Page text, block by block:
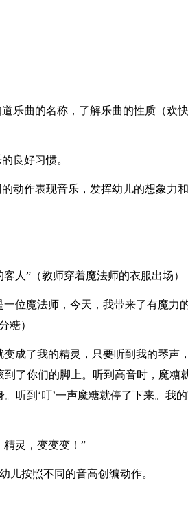
乐曲的名称，了解乐曲的性质（欢
良好习惯。
动作表现音乐，发挥幼儿的想象力和
人”（教师穿着魔法师的衣服出场）
一位魔法师，今天，我带来了有魔力
糖）
变成了我的精灵，只要听到我的琴声
了你们的脚上。听到高音时，魔糖
听到‘叮’一声魔糖就停了下来。我
精灵，变变变！”
儿按照不同的音高创编动作。